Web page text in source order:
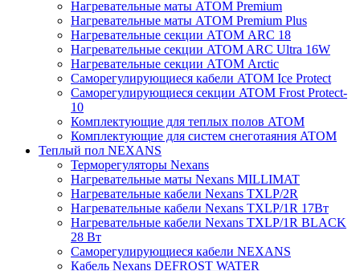
Нагревательные маты АТОМ Premium
Нагревательные маты АТОМ Premium Plus
Нагревательные секции АТОМ ARC 18
Нагревательные секции ATOM ARC Ultra 16W
Нагревательные секции АТОМ Arctic
Саморегулирующиеся кабели ATOM Ice Protect
Саморегулирующиеся секции ATOM Frost Protect-
10
Комплектующие для теплых полов ATOM
Комплектующие для систем снеготаяния ATOM
Теплый пол NEXANS
Терморегуляторы Nexans
Нагревательные маты Nexans MILLIMAT
Нагревательные кабели Nexans TXLP/2R
Нагревательные кабели Nexans TXLP/1R 17Вт
Нагревательные кабели Nexans TXLP/1R BLACK
28 Вт
Саморегулирующиеся кабели NEXANS
Кабель Nexans DEFROST WATER